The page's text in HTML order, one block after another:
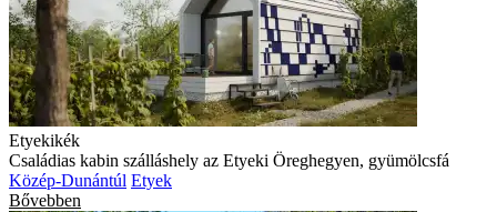
Etyekikék
Családias kabin szálláshely az Etyeki Öreghegyen, gyümölcsfá
Közép-Dunántúl Etyek
Bővebben